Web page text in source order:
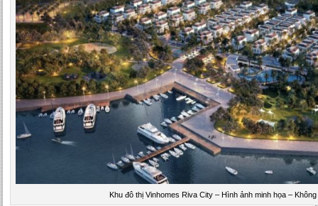
Khu đô thị Vinhomes Riva City – Hình ảnh minh họa –